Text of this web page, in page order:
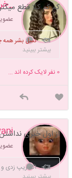
عضویت:
کم کم کلا قطع
نسل بشر همه
بیشتر ببینید
0 نفر لایک کرده اند ...
عضویت:
از اول خیری
اگه ریپ زدی و